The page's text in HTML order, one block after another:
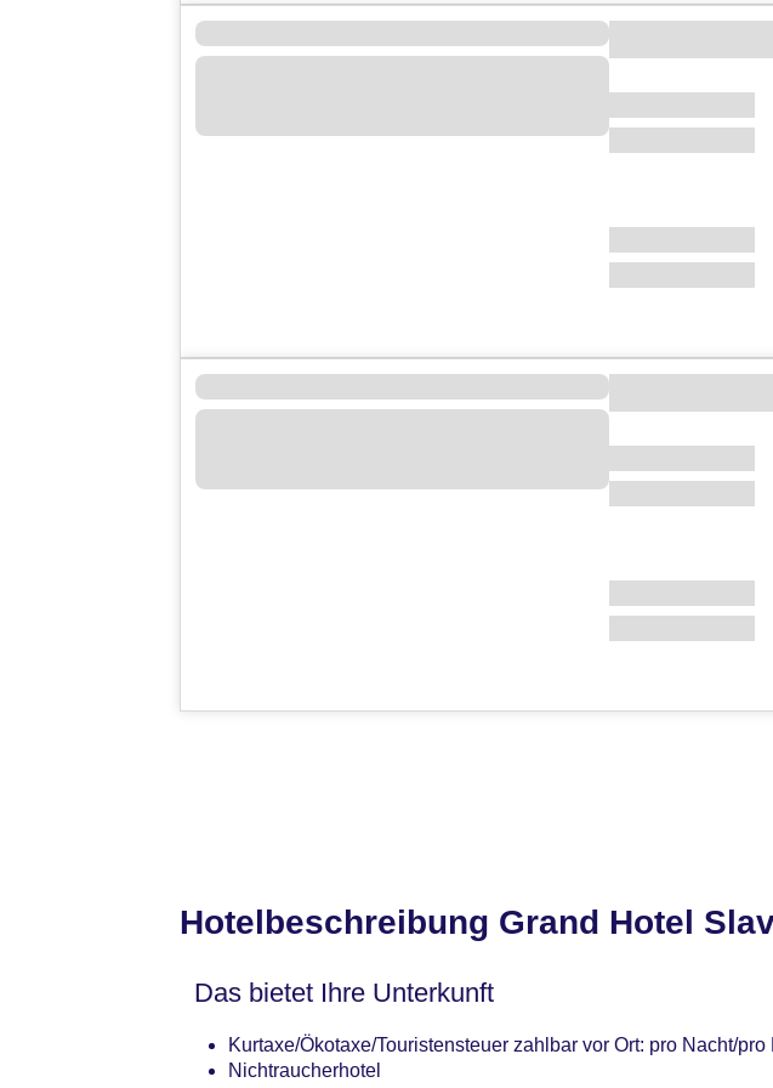
Hotelbeschreibung Grand Hotel
Das bietet Ihre Unterkunft
Kurtaxe/Ökotaxe/Touristensteuer zahlbar vor Ort: pro Nacht/
Nichtraucherhotel